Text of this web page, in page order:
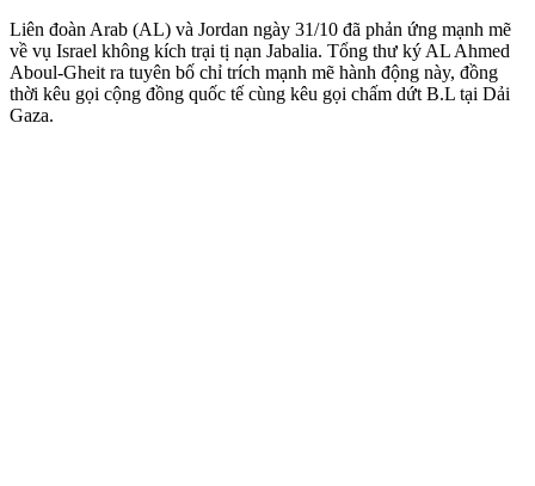
Liên đoàn Arab (AL) và Jordan ngày 31/10 đã phản ứng mạnh mẽ
về vụ Israel không kích trại tị nạn Jabalia. Tổng thư ký AL Ahmed
Aboul-Gheit ra tuyên bố chỉ trích mạnh mẽ hành động này, đồng
thời kêu gọi cộng đồng quốc tế cùng kêu gọi chấm dứt B.L tại Dải
Gaza.